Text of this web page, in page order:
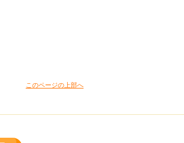
このページの上部へ